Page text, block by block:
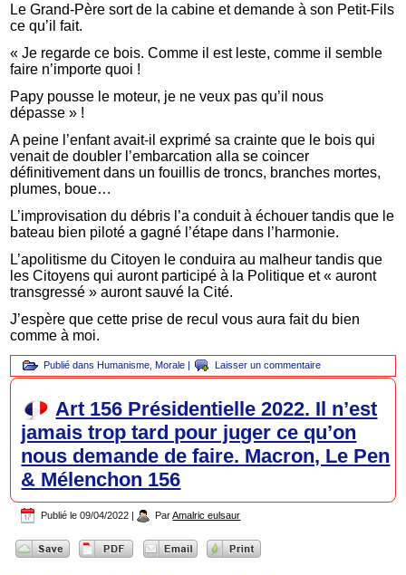
Le Grand-Père sort de la cabine et demande à son Petit-Fils
ce qu’il fait.
« Je regarde ce bois. Comme il est leste, comme il semble
faire n’importe quoi !
Papy pousse le moteur, je ne veux pas qu’il nous
dépasse » !
A peine l’enfant avait-il exprimé sa crainte que le bois qui
venait de doubler l’embarcation alla se coincer
définitivement dans un fouillis de troncs, branches mortes,
plumes, boue…
L’improvisation du débris l’a conduit à échouer tandis que le
bateau bien piloté a gagné l’étape dans l’harmonie.
L’apolitisme du Citoyen le conduira au malheur tandis que
les Citoyens qui auront participé à la Politique et « auront
transgressé » auront sauvé la Cité.
J’espère que cette prise de recul vous aura fait du bien
comme à moi.
Publié dans Humanisme Morale | Laisser un commentaire
Art 156 Présidentielle 2022. Il n’est
jamais trop tard pour juger ce qu’on
nous demande de faire. Macron, Le Pen
& Mélenchon 156
Publié le 09/04/2022 | Par Amalric eulsaur